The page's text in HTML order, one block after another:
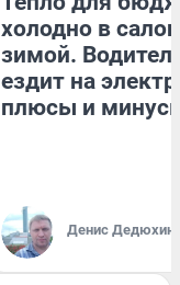
холодно в
зимой.
ездит на
плюсы и
Денис Дедюхин